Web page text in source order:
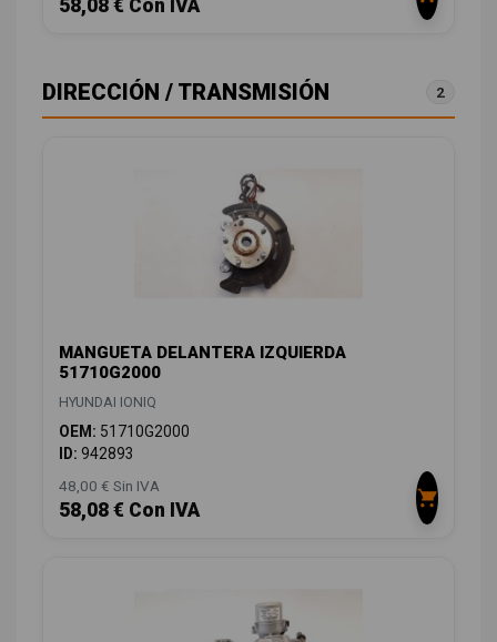
58,08 € Con IVA
DIRECCIÓN / TRANSMISIÓN 2
MANGUETA DELANTERA IZQUIERDA
51710G2000
HYUNDAI IONIQ
OEM: 51710G2000
ID: 942893
48,00 € Sin IVA
58,08 € Con IVA